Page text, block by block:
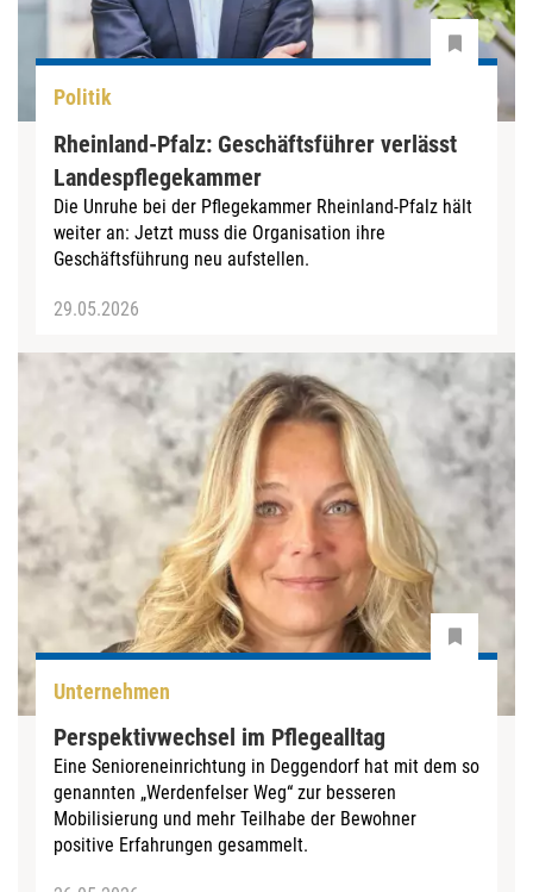
Politik
Rheinland-Pfalz: Geschäftsführer verlässt
Landespflegekammer
Die Unruhe bei der Pflegekammer Rheinland-Pfalz hält
weiter an: Jetzt muss die Organisation ihre
Geschäftsführung neu aufstellen.
29.05.2026
Unternehmen
Perspektivwechsel im Pflegealltag
Eine Senioreneinrichtung in Deggendorf hat mit dem so
genannten „Werdenfelser Weg“ zur besseren
Mobilisierung und mehr Teilhabe der Bewohner
positive Erfahrungen gesammelt.